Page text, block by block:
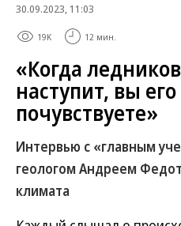
30.09.2023, 11:03
19K 12 мин.
«Когда
наступит, вы его
почувствуете»
Интервью с «главным
геологом Андреем
климата